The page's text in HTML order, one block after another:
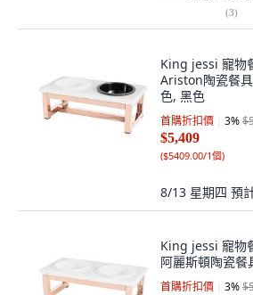
(3)
King jessi 寵物
Ariston陶瓷餐
色, 黑色
首購折扣價 3%
$5,409
($5409.00/1個)
8/13 星期四 預
King jessi 寵物
阿麗斯頓陶瓷餐
首購折扣價 3%